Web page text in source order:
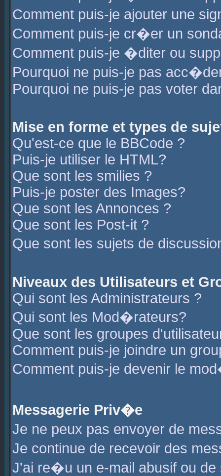
Comment puis-je ajouter une
Comment puis-je cr�er un
Comment puis-je �diter ou
Pourquoi ne puis-je pas
Pourquoi ne puis-je pas voter
Mise en forme et types de
Qu'est-ce que le BBCode ?
Puis-je utiliser le HTML?
Que sont les smilies ?
Puis-je poster des Images?
Que sont les Annonces ?
Que sont les Post-it ?
Que sont les sujets de
Niveaux des Utilisateurs et
Qui sont les Administrateurs ?
Qui sont les Mod�rateurs?
Que sont les groupes
Comment puis-je joindre un
Comment puis-je devenir le
Messagerie Priv�e
Je ne peux pas envoyer de
Je continue de recevoir des
J'ai re�u un e-mail abusif ou de